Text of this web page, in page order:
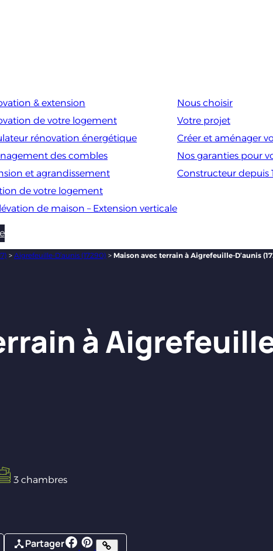
& extension
de votre logement
rénovation énergétique
des combles
et agrandissement
de votre logement
de maison – Extension verticale
Nous choisir
Votre projet
Créer et aménager
Nos garanties pour
Constructeur depuis
> Aigrefeuille-D’aunis (17290) > Maison avec terrain à Aigrefeuille-D’aunis
à
3 chambres
Partager